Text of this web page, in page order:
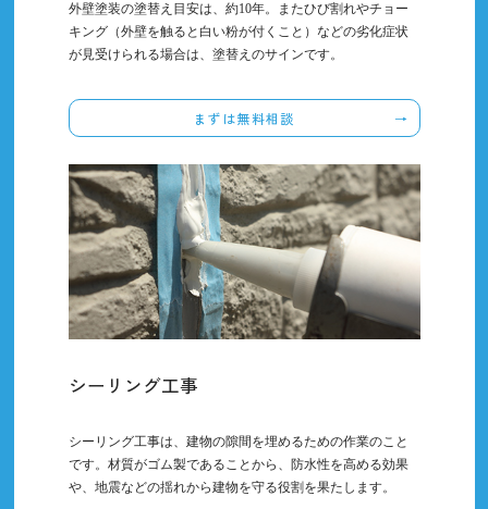
外壁塗装の塗替え目安は、約10年。またひび割れやチョー
キング（外壁を触ると白い粉が付くこと）などの劣化症状
が見受けられる場合は、塗替えのサインです。
まずは無料相談
シーリング工事
シーリング工事は、建物の隙間を埋めるための作業のこと
です。材質がゴム製であることから、防水性を高める効果
や、地震などの揺れから建物を守る役割を果たします。